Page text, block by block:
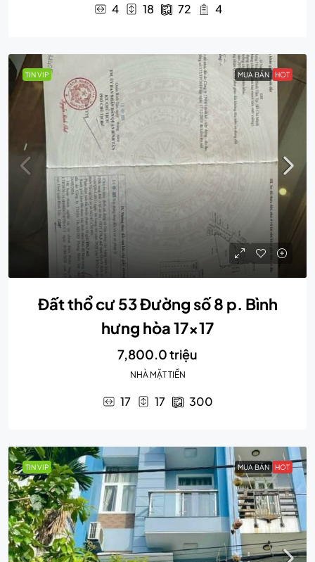
4 18 72 4
TIN VIP MUA BÁN HOT
Đất thổ cư 53 Đường số 8 p. Bình
hưng hòa 17×17
7,800.0 triệu
NHÀ MẶT TIỀN
17 17 300
TIN VIP MUA BÁN HOT